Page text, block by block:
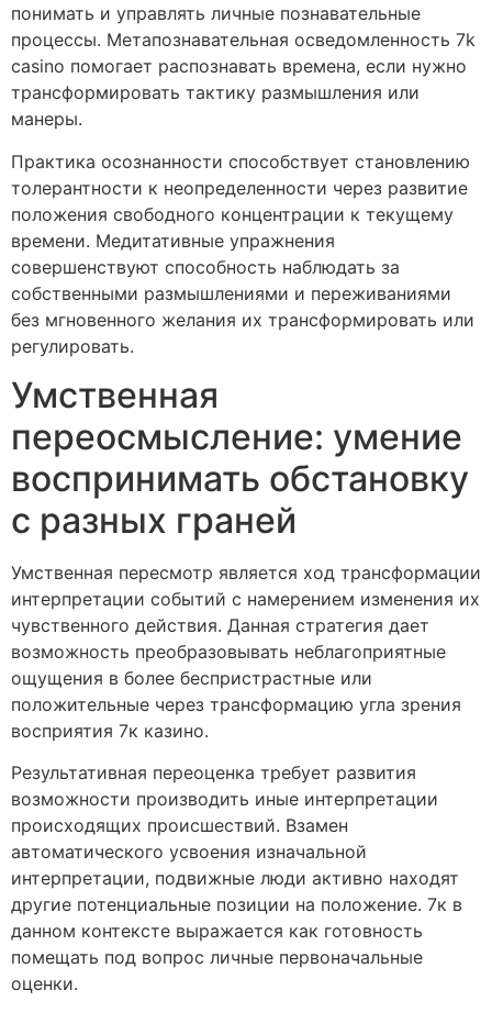
понимать и управлять личные познавательные
процессы. Метапознавательная осведомленность 7k
casino помогает распознавать времена, если нужно
трансформировать тактику размышления или
манеры.
Практика осознанности способствует становлению
толерантности к неопределенности через развитие
положения свободного концентрации к текущему
времени. Медитативные упражнения
совершенствуют способность наблюдать за
собственными размышлениями и переживаниями
без мгновенного желания их трансформировать или
регулировать.
Умственная
переосмысление: умение
воспринимать обстановку
с разных граней
Умственная пересмотр является ход трансформации
интерпретации событий с намерением изменения их
чувственного действия. Данная стратегия дает
возможность преобразовывать неблагоприятные
ощущения в более беспристрастные или
положительные через трансформацию угла зрения
восприятия 7к казино.
Результативная переоценка требует развития
возможности производить иные интерпретации
происходящих происшествий. Взамен
автоматического усвоения изначальной
интерпретации, подвижные люди активно находят
другие потенциальные позиции на положение. 7к в
данном контексте выражается как готовность
помещать под вопрос личные первоначальные
оценки.